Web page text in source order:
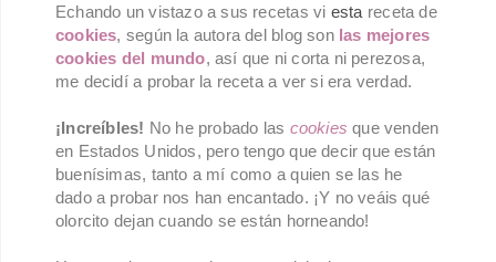
Echando un vistazo a sus recetas vi estareceta de
cookies, según la autora del blog son las mejores
cookies del mundo, así que ni corta ni perezosa,
me decidí a probar la receta a ver si era verdad.
¡Increíbles! No he probado las cookies que venden
en Estados Unidos, pero tengo que decir que están
buenísimas, tanto a mí como a quien se las he
dado a probar nos han encantado. ¡Y no veáis qué
olorcito dejan cuando se están horneando!